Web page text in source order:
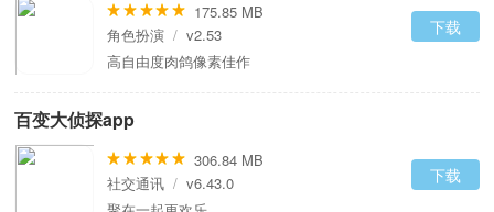
175.85 MB
角色扮演 / v2.53
高自由度肉鸽像素佳作
下载
百变大侦探app
306.84 MB
社交通讯 / v6.43.0
下载